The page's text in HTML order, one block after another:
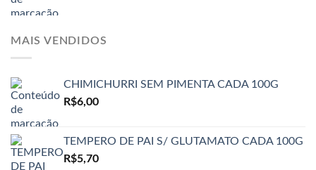
MAIS VENDIDOS
CHIMICHURRI SEM PIMENTA CADA 100G
R$6,00
TEMPERO DE PAI S/ GLUTAMATO CADA 100G
R$5,70